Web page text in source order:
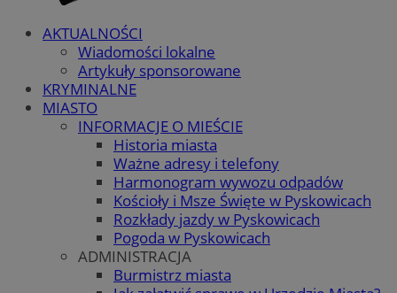
AKTUALNOŚCI
Wiadomości lokalne
Artykuły sponsorowane
KRYMINALNE
MIASTO
INFORMACJE O MIEŚCIE
Historia miasta
Ważne adresy i telefony
Harmonogram wywozu odpadów
Kościoły i Msze Święte w Pyskowicach
Rozkłady jazdy w Pyskowicach
Pogoda w Pyskowicach
ADMINISTRACJA
Burmistrz miasta